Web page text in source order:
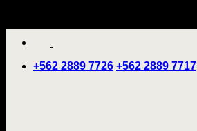
+562 2889 7726 +562 2889 7717